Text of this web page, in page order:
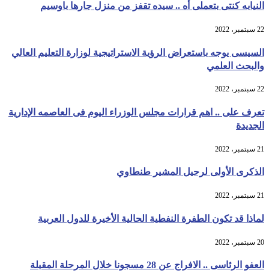
النيابه كنتى بتعملى أه .. سيده تقفز من منزل جارها باوسيم
22 سبتمبر، 2022
السيسى يوجه باستعراض الرؤية الاستراتيجية لوزارة التعليم العالي
والبحث العلمي
22 سبتمبر، 2022
تعرف على .. اهم قرارات مجلس الوزراء اليوم فى العاصمه الإدارية
الجديدة
21 سبتمبر، 2022
الذكرى الأولى لرحيل المشير طنطاوي
21 سبتمبر، 2022
لماذا قد تكون الطفرة النفطية الحالية الأخيرة للدول العربية
20 سبتمبر، 2022
العفو الرئاسى .. الافراج عن 28 مسجونا خلال المرحلة المقبلة